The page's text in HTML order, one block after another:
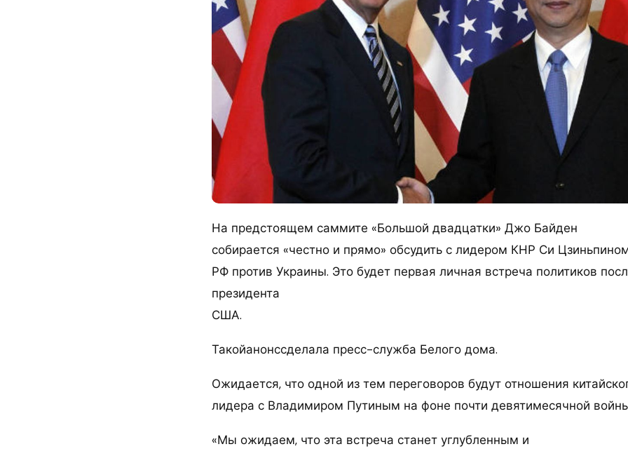
На предстоящем саммите «Большой двадцатки» Джо Байден
собирается «честно и прямо» обсудить с лидером КНР Си
РФ против Украины. Это будет первая личная встреча политиков
президента
США.
Такойанонссделала пресс-служба Белого дома.
Ожидается, что одной из тем переговоров будут отношения
лидера с Владимиром Путиным на фоне почти девятимесячной
«Мы ожидаем, что эта встреча станет углубленным и